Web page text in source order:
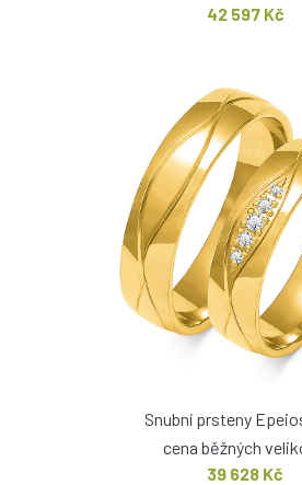
42 597 Kč
Snubní prsteny
cena běžných
39 628 Kč